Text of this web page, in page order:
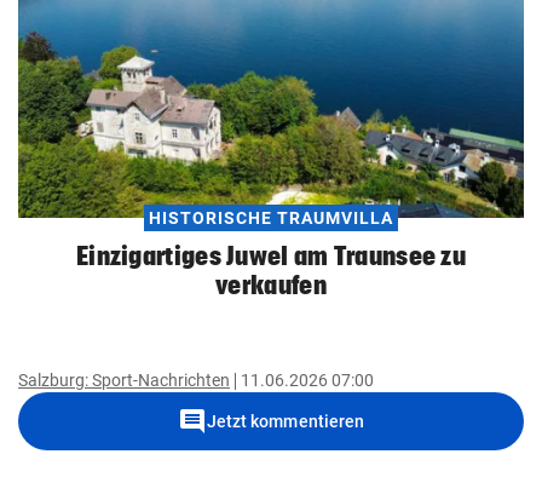
HISTORISCHE TRAUMVILLA
Einzigartiges Juwel am Traunsee zu
verkaufen
Salzburg: Sport-Nachrichten 11.06.2026 07:00
commentJetzt kommentieren